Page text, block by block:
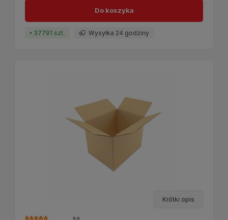
Do koszyka
37791 szt. Wysyłka 24 godziny
Krótki opis